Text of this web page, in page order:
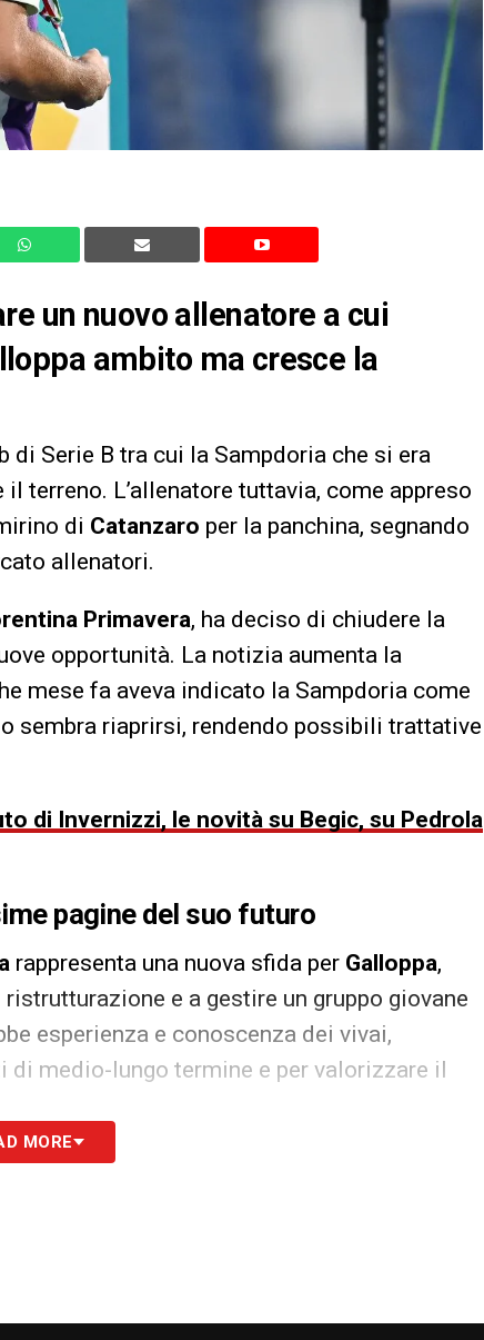
un nuovo allenatore a cui
ambito ma cresce la
di Serie B tra cui la Sampdoria che si era
terreno. L’allenatore tuttavia, come appreso
di Catanzaro per la panchina, segnando
allenatori.
Primavera, ha deciso di chiudere la
opportunità. La notizia aumenta la
mese fa aveva indicato la Sampdoria come
sembra riaprirsi, rendendo possibili trattative
di Invernizzi, le novità su Begic, su Pedrola
pagine del suo futuro
rappresenta una nuova sfida per Galloppa,
e a gestire un gruppo giovane
esperienza e conoscenza dei vivai,
medio-lungo termine e per valorizzare il
al proprio progetto. Il mercato
MORE